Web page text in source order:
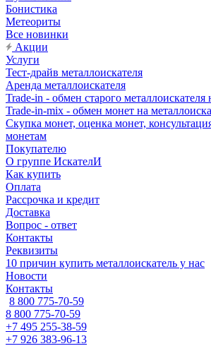
Бонистика
Метеориты
Все новинки
Акции
Услуги
Тест-драйв металлоискателя
Аренда металлоискателя
Trade-in - обмен старого
Trade-in-mix - обмен монет на
Скупка монет, оценка монет,
монетам
Покупателю
О группе ИскателИ
Как купить
Оплата
Рассрочка и кредит
Доставка
Вопрос - ответ
Контакты
Реквизиты
10 причин купить металлоискатель у нас
Новости
Контакты
8 800 775-70-59
8 800 775-70-59
+7 495 255-38-59
+7 926 383-96-13